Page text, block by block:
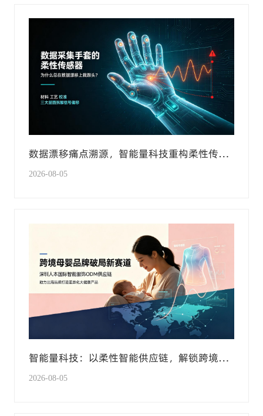
数据漂移痛点溯源，智能量科技重构柔性传感
手套产业化技术标准
2026-08-05
智能量科技：以柔性智能供应链，解锁跨境母
婴大健康新赛道
2026-08-05